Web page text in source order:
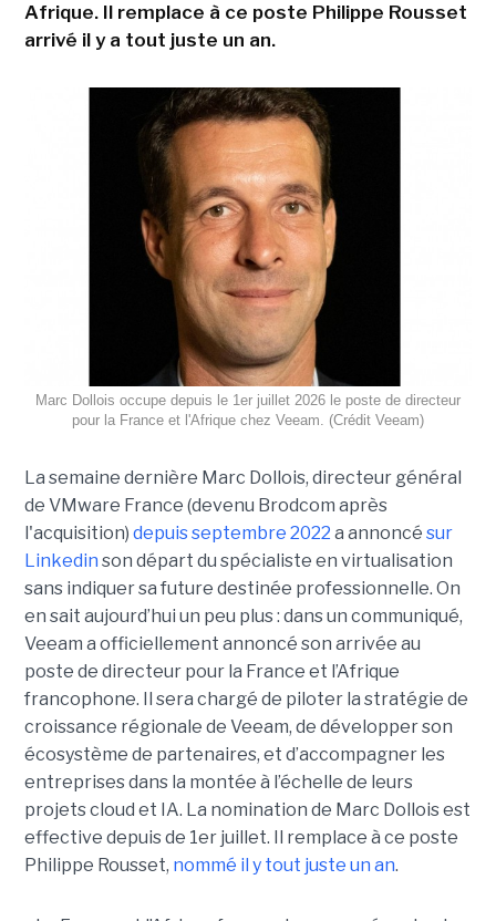
Afrique. Il remplace à ce poste Philippe Rousset
arrivé il y a tout juste un an.
Marc Dollois occupe depuis le 1er juillet 2026 le poste de directeur
pour la France et l'Afrique chez Veeam. (Crédit Veeam)
La semaine dernière Marc Dollois, directeur général
de VMware France (devenu Brodcom après
l'acquisition) depuis septembre 2022 a annoncé sur
Linkedin son départ du spécialiste en virtualisation
sans indiquer sa future destinée professionnelle. On
en sait aujourd’hui un peu plus : dans un communiqué,
Veeam a officiellement annoncé son arrivée au
poste de directeur pour la France et l’Afrique
francophone. Il sera chargé de piloter la stratégie de
croissance régionale de Veeam, de développer son
écosystème de partenaires, et d’accompagner les
entreprises dans la montée à l’échelle de leurs
projets cloud et IA. La nomination de Marc Dollois est
effective depuis de 1er juillet. Il remplace à ce poste
Philippe Rousset, nommé il y tout juste un an.